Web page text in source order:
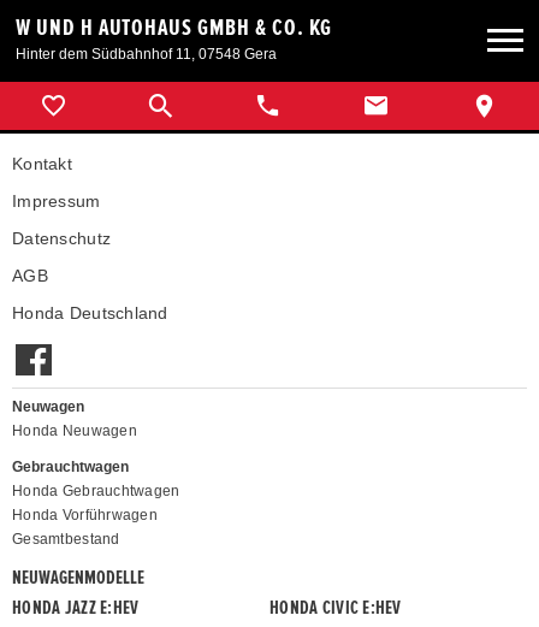
W UND H AUTOHAUS GMBH & CO. KG
Hinter dem Südbahnhof 11, 07548 Gera
Neuwagen
Gebrauchtwagen
Angebote
Unser Autohaus
ebike-gera.de
Kontakt
Impressum
Datenschutz
AGB
Honda Deutschland
Neuwagen
Honda Neuwagen
Gebrauchtwagen
Honda Gebrauchtwagen
Honda Vorführwagen
Gesamtbestand
NEUWAGENMODELLE
HONDA JAZZ E:HEV
HONDA CIVIC E:HEV